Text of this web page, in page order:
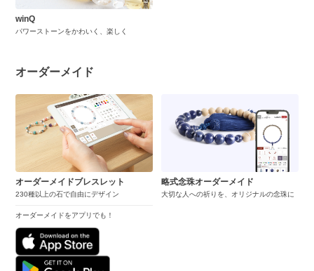
winQ
パワーストーンをかわいく、楽しく
オーダーメイド
オーダーメイドブレスレット
230種以上の石で自由にデザイン
オーダーメイドをアプリでも！
略式念珠オーダーメイド
大切な人への祈りを、オリジナルの念珠に